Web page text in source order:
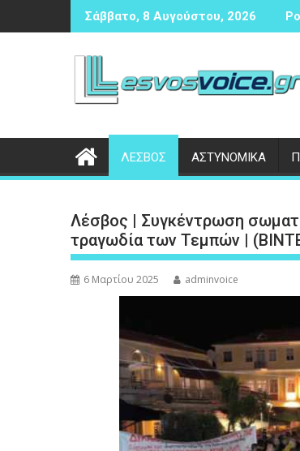
στο
Σάββατο, 8 Αυγούστου, 2026
σε βάρος 23χρονου ημεδαπού για τροχαίο
ΛΕΣΒΟΣ ΑΣΤΥΝΟΜΙΚΑ
Λέσβος | Συγκέντρωση
τραγωδία των Τεμπών |
6 Μαρτίου 2025 adminvoice